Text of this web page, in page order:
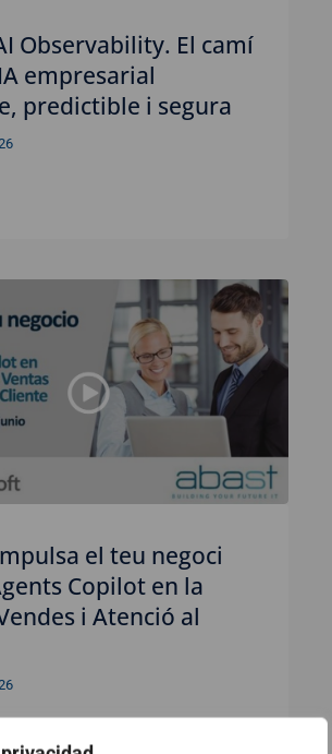
Observability. El camí
empresarial
predictible i segura
el teu negoci
Copilot en la
i Atenció al